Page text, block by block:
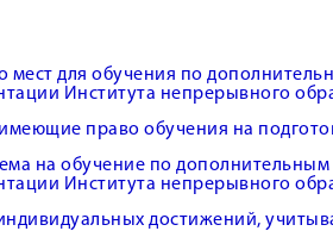
мест для обучения по
Института непрерывного
право обучения на
на обучение по
Института непрерывного
достижений,